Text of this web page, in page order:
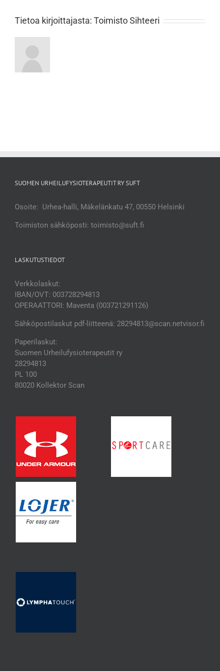
Tietoa kirjoittajasta: Toimisto Sihteeri
SUOMEN URHEILUFYSIOTERAPEUTIT RY SUFT
Osoite: Urhea-halli, Mäkelänkatu 47, 00550 Helsinki
Toimiston sähköposti: toimisto@suft.fi
LASKUTUSTIEDOT
Verkkolaskut:
IBAN/OVT: 003728294813
OPERAATTORI: Maventa (003721291126)
Sähköpostilaskut pdf-liitteenä: 28294813@scan.netvisor.fi
Paperilaskut:
Suomen Urheilufysioterapeutit ry
28294813
PL 100
80020 Kollektor Scan